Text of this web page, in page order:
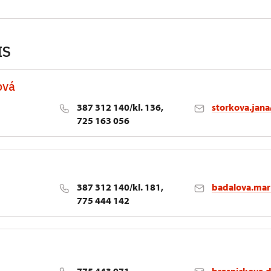
387 312 140/kl. 136,
725 163 056
387 312 140/kl. 181,
775 444 142